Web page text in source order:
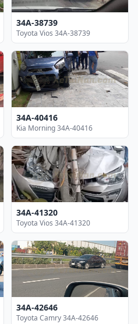
34A-38739
Toyota Vios 34A-38739
34A-40416
Kia Morning 34A-40416
34A-41320
Toyota Vios 34A-41320
34A-42646
Toyota Camry 34A-42646